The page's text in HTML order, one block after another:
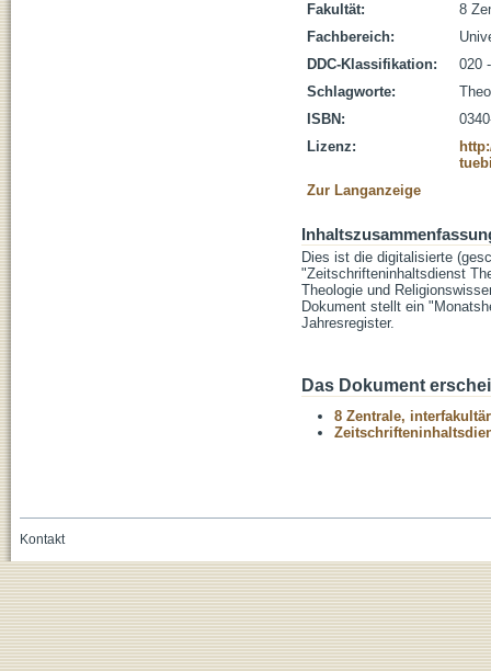
Fakultät:
8
Fachbereich:
DDC-Klassifikation:
020
Schlagworte:
ISBN:
Lizenz:
Zur Langanzeige
Dies ist die digitalisierte
"Zeitschrifteninhaltsdienst
Theologie und
Dokument stellt ein
Jahresregister.
Das Dokument
8 Zentrale,
Kontakt